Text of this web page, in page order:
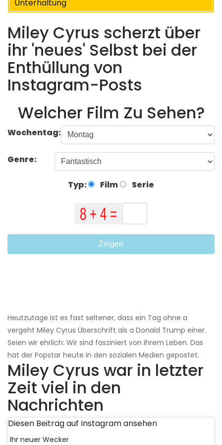
Unterhaltung
Miley Cyrus scherzt über
ihr 'neues' Selbst bei der
Enthüllung von
Instagram-Posts
Welcher Film Zu Sehen?
Wochentag:
Genre:
Typ: Film Serie
Zeigen
Heutzutage ist es fast seltener, dass ein Tag ohne a
vergeht Miley Cyrus Überschrift als a Donald Trump einer.
Seien wir ehrlich: Wir sind fasziniert von ihrem Leben. Das
hat der Popstar heute in den sozialen Medien gepostet.
Miley Cyrus war in letzter
Zeit viel in den
Nachrichten
Diesen Beitrag auf Instagram ansehen
Ihr neuer Wecker